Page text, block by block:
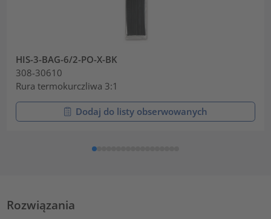
HIS-3-BAG-6/2-PO-X-BK
308-30610
Rura termokurczliwa 3:1
Dodaj do listy obserwowanych
Rozwiązania